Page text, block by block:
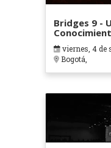
Bridges 9 -
viernes, 4 de
Bogotá,